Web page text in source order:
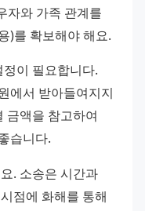
자와 가족 관계를
)를 확보해야 해요.
이 필요합니다.
에서 받아들여지지
금액을 참고하여
습니다.
. 소송은 시간과
점에 화해를 통해